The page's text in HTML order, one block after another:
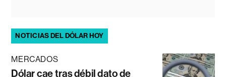
NOTICIAS DEL DÓLAR HOY
MERCADOS
Dólar cae tras débil dato de